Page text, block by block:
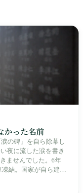
かった名前
の碑」を自ら除幕し
夜に流した涙を書き
ませんでした。6年
結。国家が自ら建
。しかし解厳から39